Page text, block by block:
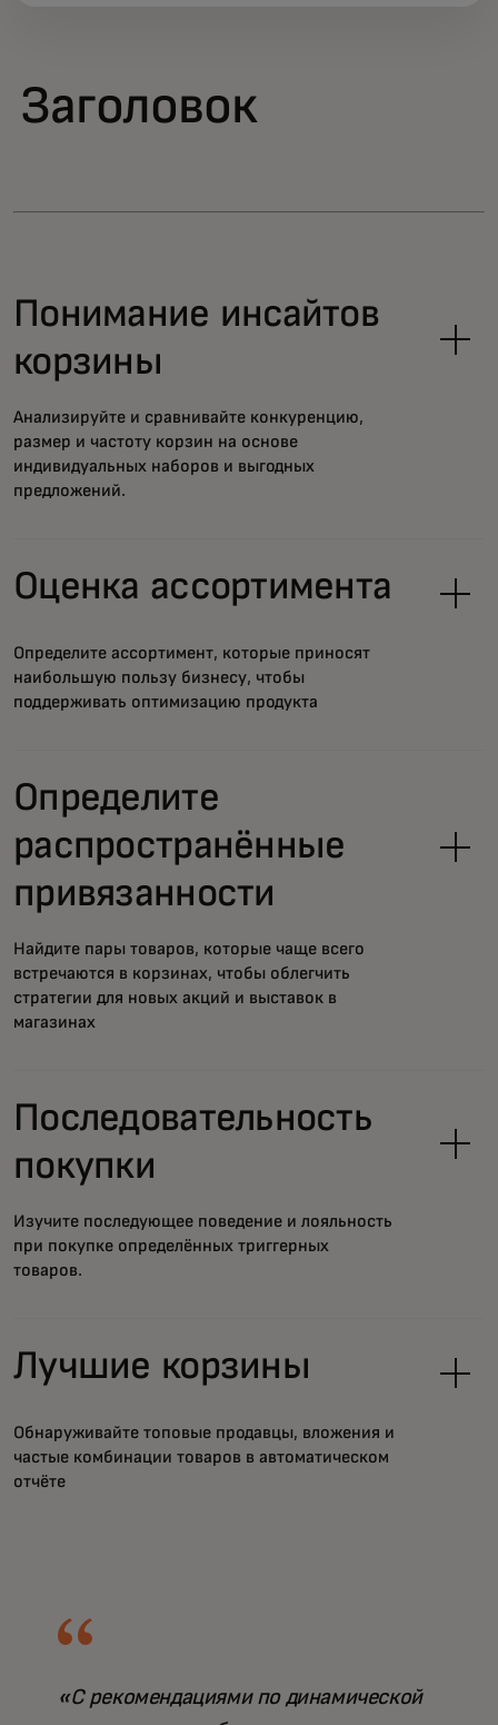
Заголовок
Понимание инсайтов
корзины
Анализируйте и сравнивайте конкуренцию,
размер и частоту корзин на основе
индивидуальных наборов и выгодных
предложений.
Оценка ассортимента
Определите ассортимент, которые приносят
наибольшую пользу бизнесу, чтобы
поддерживать оптимизацию продукта
Определите
распространённые
привязанности
Найдите пары товаров, которые чаще всего
встречаются в корзинах, чтобы облегчить
стратегии для новых акций и выставок в
магазинах
Последовательность
покупки
Изучите последующее поведение и лояльность
при покупке определённых триггерных
товаров.
Лучшие корзины
Обнаруживайте топовые продавцы, вложения и
частые комбинации товаров в автоматическом
отчёте
«С рекомендациями по динамической